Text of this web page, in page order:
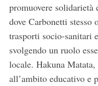
promuovere
dove Carbonetti stesso
trasporti socio-sanitari
svolgendo un ruolo
locale. Hakuna
all’ambito educativo e